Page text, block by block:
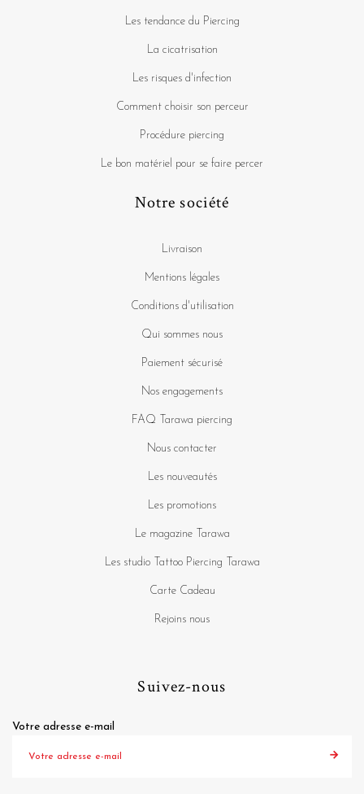
Les tendance du Piercing
La cicatrisation
Les risques d'infection
Comment choisir son perceur
Procédure piercing
Le bon matériel pour se faire percer
Notre société
Livraison
Mentions légales
Conditions d'utilisation
Qui sommes nous
Paiement sécurisé
Nos engagements
FAQ Tarawa piercing
Nous contacter
Les nouveautés
Les promotions
Le magazine Tarawa
Les studio Tattoo Piercing Tarawa
Carte Cadeau
Rejoins nous
Suivez-nous
Votre adresse e-mail